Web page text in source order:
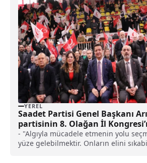
YEREL
Saadet Partisi Genel Başkanı
partisinin 8. Olağan İl
konuştu: haberi
- "Algıyla mücadele etmenin yolu
yüze gelebilmektir. Onların elini